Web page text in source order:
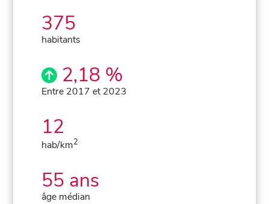
375
habitants
2,18 %
Entre 2017 et 2023
12
hab/km2
55 ans
âge médian